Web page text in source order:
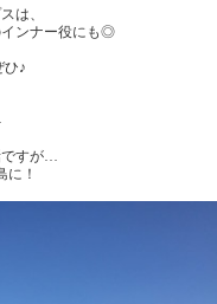
は、
インナー役にも◎
ひ♪
ですが…
に！